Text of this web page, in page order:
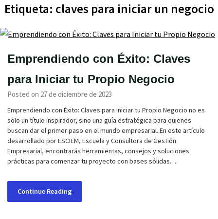
Etiqueta: claves para iniciar un negocio
Emprendiendo con Éxito: Claves
para Iniciar tu Propio Negocio
Posted on 27 de diciembre de 2023
Emprendiendo con Éxito: Claves para Iniciar tu Propio Negocio no es
solo un título inspirador, sino una guía estratégica para quienes
buscan dar el primer paso en el mundo empresarial. En este artículo
desarrollado por ESCIEM, Escuela y Consultora de Gestión
Empresarial, encontrarás herramientas, consejos y soluciones
prácticas para comenzar tu proyecto con bases sólidas….
Continue Reading